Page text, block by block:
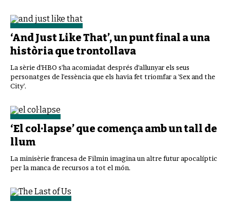
‘And Just Like That’, un punt final a una
història que trontollava
La sèrie d'HBO s'ha acomiadat després d'allunyar els seus
personatges de l'essència que els havia fet triomfar a 'Sex and the
City'.
‘El col·lapse’ que comença amb un tall de
llum
La minisèrie francesa de Filmin imagina un altre futur apocalíptic
per la manca de recursos a tot el món.